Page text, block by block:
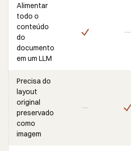
Alimentar
todo o
conteúdo
do
documento
em um LLM
Precisa do
layout
original
preservado
como
imagem